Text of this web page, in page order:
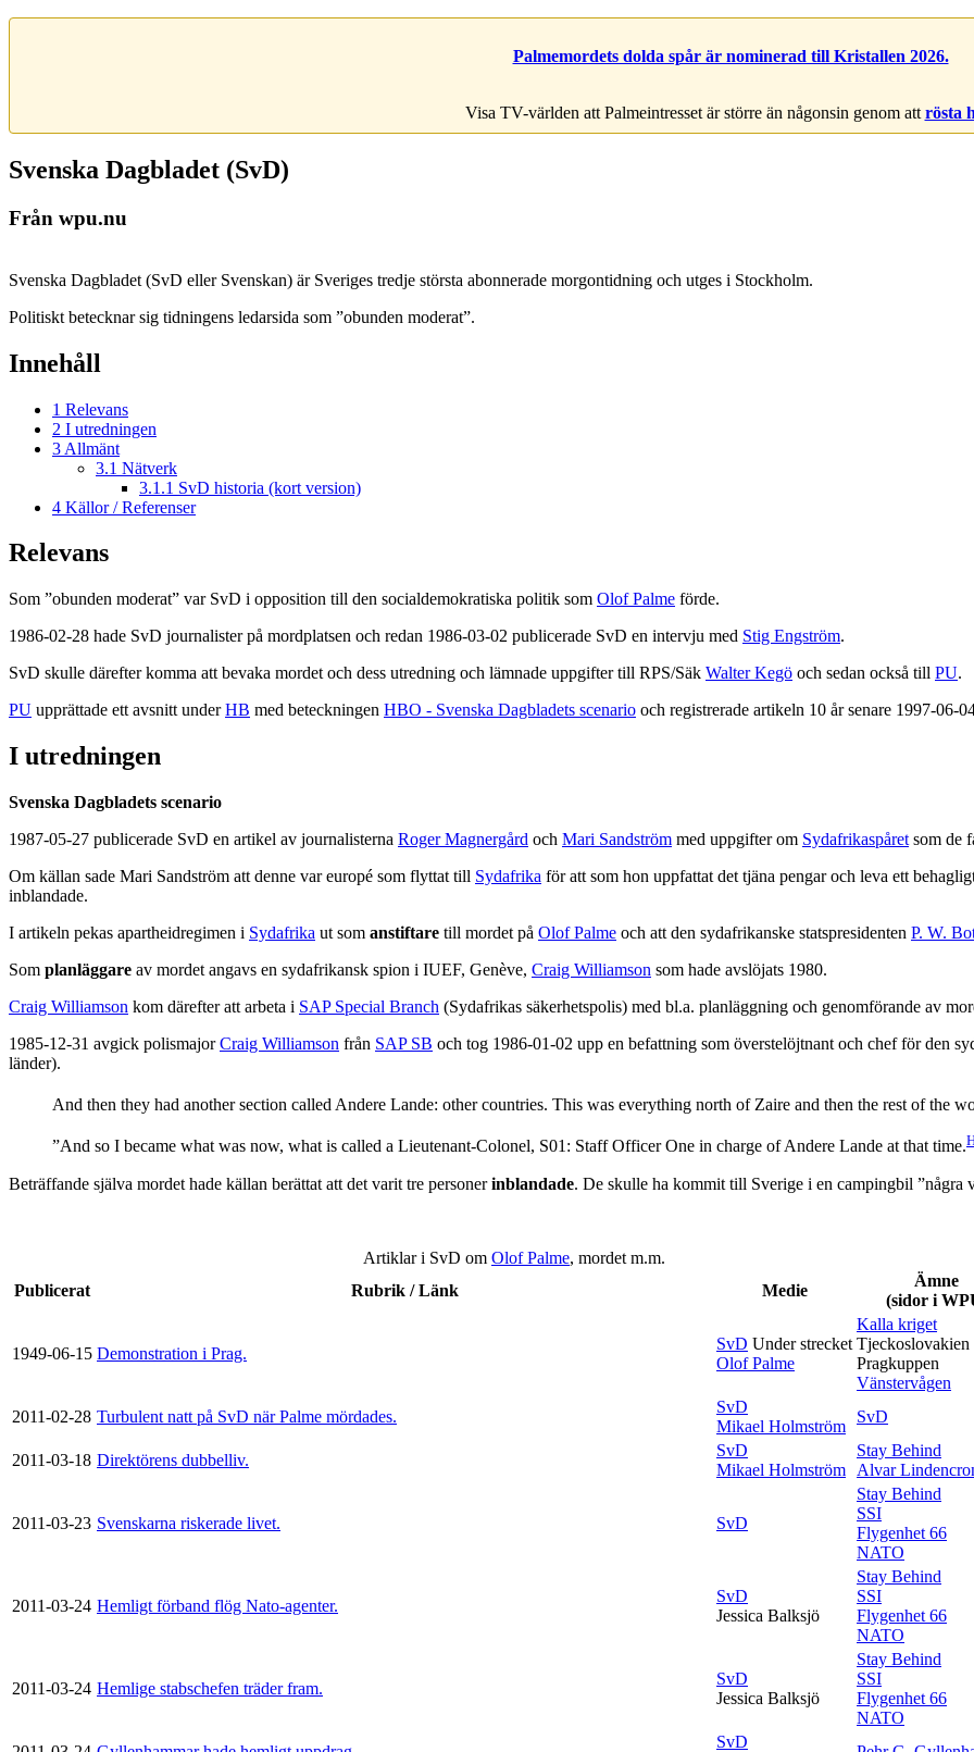
Palmemordets dolda spår är nominerad till Kristallen 2026.
Visa TV-världen att Palmeintresset är större än någonsin genom att rösta
Svenska Dagbladet (SvD)
Från wpu.nu
Svenska Dagbladet (SvD eller Svenskan) är Sveriges tredje största abonnerade morgontidning och utges i Stockholm.
Politiskt betecknar sig tidningens ledarsida som ”obunden moderat”.
Innehåll
1 Relevans
2 I utredningen
3 Allmänt
3.1 Nätverk
3.1.1 SvD historia (kort version)
4 Källor / Referenser
Relevans
Som ”obunden moderat” var SvD i opposition till den socialdemokratiska politik som Olof Palme förde.
1986-02-28 hade SvD journalister på mordplatsen och redan 1986-03-02 publicerade SvD en intervju med Stig Engström.
SvD skulle därefter komma att bevaka mordet och dess utredning och lämnade uppgifter till RPS/Säk Walter Kegö och sedan också till PU.
PU upprättade ett avsnitt underHB med beteckningen HBO - Svenska Dagbladets scenario och registrerade artikeln 10 år senare 1997-06-
I utredningen
Svenska Dagbladets scenario
1987-05-27 publicerade SvD en artikel av journalisterna Roger Magnergård och Mari Sandström med uppgifter om Sydafrikaspåret som de
Om källan sade Mari Sandström att denne var europé som flyttat till Sydafrika för att som hon uppfattat det tjäna pengar och leva ett
inblandade.
I artikeln pekas apartheidregimen i Sydafrika ut som anstiftare till mordet på Olof Palme och att den sydafrikanske statspresidenten P. W.
Som planläggare av mordet angavs en sydafrikansk spion i IUEF, Genève, Craig Williamson som hade avslöjats 1980.
Craig Williamson kom därefter att arbeta i SAP Special Branch (Sydafrikas säkerhetspolis) med bl.a. planläggning och genomförande av
1985-12-31 avgick polismajorCraig Williamson från SAP SB och tog 1986-01-02 upp en befattning som överstelöjtnant och chef för den
länder).
And then they had another section called Andere Lande: other countries. This was everything north of Zaire and then the rest of the
”And so I became what was now, what is called a Lieutenant-Colonel, S01: Staff Officer One in charge of Andere Lande at that time.
Beträffande själva mordet hade källan berättat att det varit tre personerinblandade. De skulle ha kommit till Sverige i en campingbil ”några
Artiklar i SvD om Olof Palme, mordet m.m.
Publicerat
Rubrik / Länk Medie
Ämne
(sidor i
1949-06-15 Demonstration i Prag.
SvD Under strecket
Olof Palme
Kalla kriget
Tjeckoslovakien
Pragkuppen
Vänstervågen
2011-02-28 Turbulent natt på SvD när Palme mördades.
SvD
Mikael Holmström
SvD
2011-03-18 Direktörens dubbelliv.
SvD
Mikael Holmström
Stay Behind
Alvar
2011-03-23 Svenskarna riskerade livet. SvD
Stay Behind
SSI
Flygenhet 66
NATO
2011-03-24 Hemligt förband flög Nato-agenter.
SvD
Jessica Balksjö
Stay Behind
SSI
Flygenhet 66
NATO
2011-03-24 Hemlige stabschefen träder fram.
SvD
Jessica Balksjö
Stay Behind
SSI
Flygenhet 66
NATO
SvD